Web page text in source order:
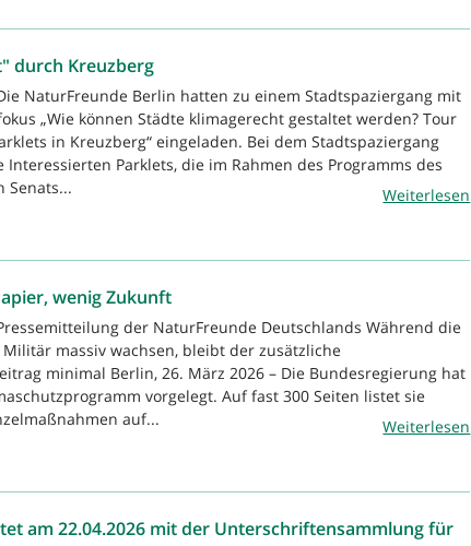
durch Kreuzberg
NaturFreunde Berlin hatten zu einem Stadtspaziergang mit
„Wie können Städte klimagerecht gestaltet werden? Tour
in Kreuzberg“ eingeladen. Bei dem Stadtspaziergang
Interessierten Parklets, die im Rahmen des Programms des
Senats...
Weiterlesen
wenig Zukunft
der NaturFreunde Deutschlands Während die
massiv wachsen, bleibt der zusätzliche
minimal Berlin, 26. März 2026 – Die Bundesregierung hat
vorgelegt. Auf fast 300 Seiten listet sie
auf...
Weiterlesen
am 22.04.2026 mit der Unterschriftensammlung für